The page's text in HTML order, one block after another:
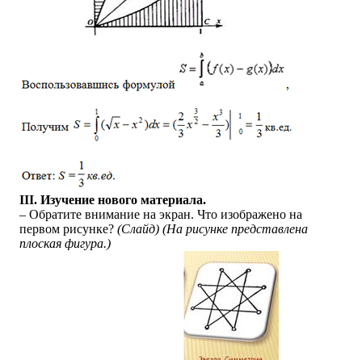
III. Изучение нового материала.
– Обратите внимание на экран. Что изображено на
первом рисунке? (Слайд) (На рисунке представлена
плоская фигура.)